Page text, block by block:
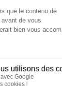
Qui sommes nous
sécurisé
© CreaMagic. ALL